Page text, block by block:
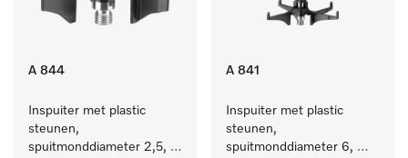
A 844
Inspuiter met plastic
steunen,
spuitmonddiameter 2,5,
A 841
Inspuiter met plastic
steunen,
spuitmonddiameter 6,